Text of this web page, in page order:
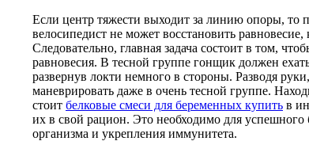
Если центр тяжести выходит за линию опоры, то
велосипедист не может восстановить равновесие,
Следовательно, главная задача состоит в том,
равновесия. В тесной группе гонщик должен
развернув локти немного в стороны. Разводя
маневрировать даже в очень тесной группе.
стоит белковые смеси для беременных купить в
их в свой рацион. Это необходимо для успешного
организма и укрепления иммунитета.